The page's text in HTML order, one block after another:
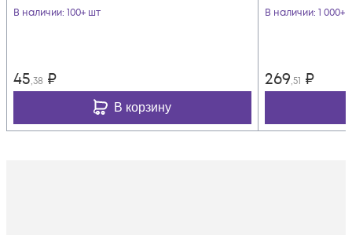
В наличии: 100+ шт
45,38 ₽
В корзину
В наличии: 1 000+
269,51 ₽